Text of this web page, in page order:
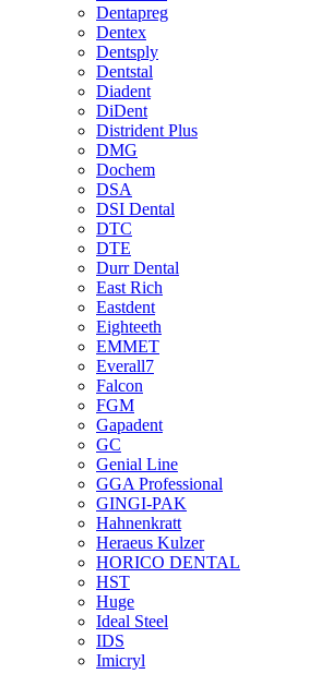
Dentapreg
Dentex
Dentsply
Dentstal
Diadent
DiDent
Distrident Plus
DMG
Dochem
DSA
DSI Dental
DTC
DTE
Durr Dental
East Rich
Eastdent
Eighteeth
EMMET
Everall7
Falcon
FGM
Gapadent
GC
Genial Line
GGA Professional
GINGI-PAK
Hahnenkratt
Heraeus Kulzer
HORICO DENTAL
HST
Huge
Ideal Steel
IDS
Imicryl